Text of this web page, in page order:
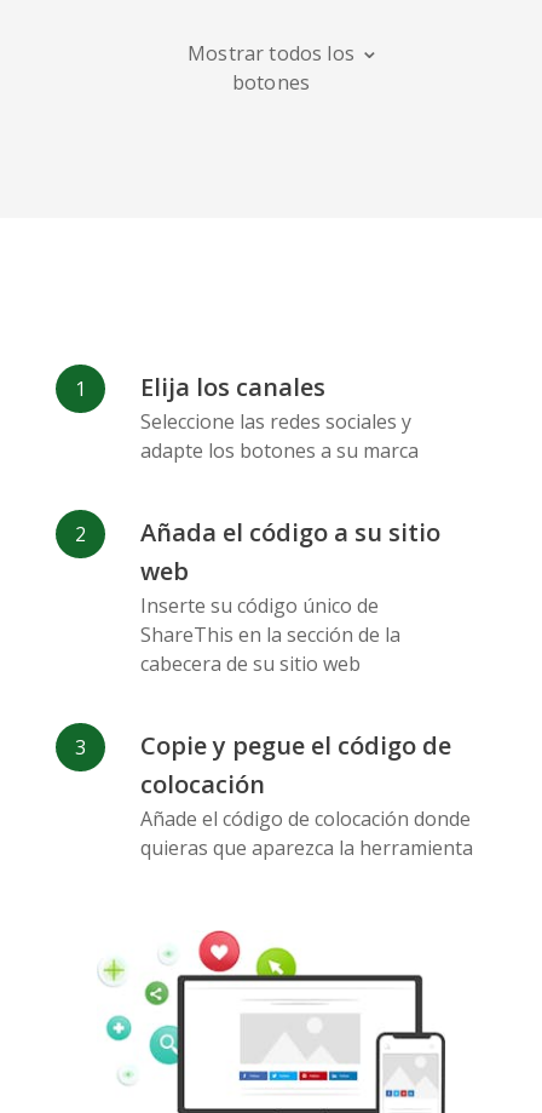
Deviantart Dribbble
Flickr Gitlab
Google
Maps
Snapchat Wechat Reddit
Tumblr Yelp Digg
Mostrar todos los
botones
Elija los canales
Seleccione las redes sociales y
adapte los botones a su marca
Añada el código a su sitio
web
Inserte su código único de
ShareThis en la sección de la
cabecera de su sitio web
Copie y pegue el código de
colocación
Añade el código de colocación donde
quieras que aparezca la herramienta